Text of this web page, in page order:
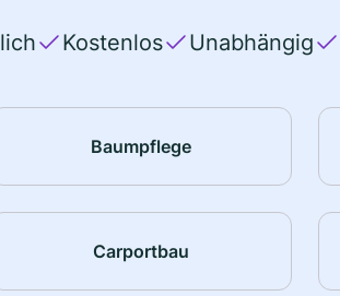
Kostenlos Unabhängig
Baumpflege
Carportbau